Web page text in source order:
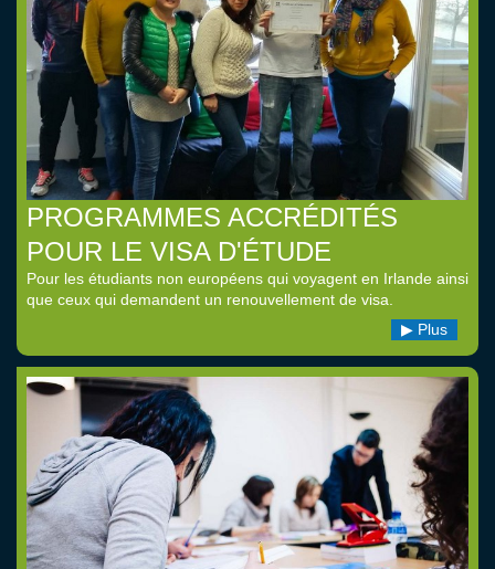
PROGRAMMES ACCRÉDITÉS
POUR LE VISA D'ÉTUDE
Pour les étudiants non européens qui voyagent en Irlande ainsi
que ceux qui demandent un renouvellement de visa.
Plus